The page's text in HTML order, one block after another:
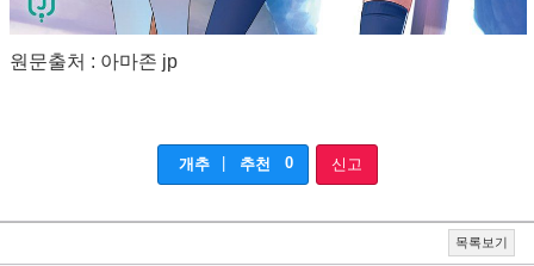
원문출처 : 아마존 jp
개추 추천 0 신고
목록보기